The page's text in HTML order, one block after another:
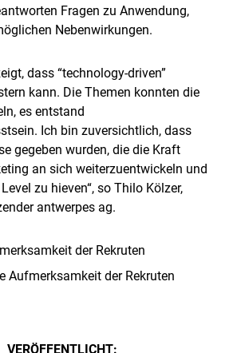
Fragen zu Anwendung,
Nebenwirkungen.
dass “technology-driven”
kann. Die Themen konnten die
es entstand
Ich bin zuversichtlich, dass
gegeben wurden, die die Kraft
an sich weiterzuentwickeln und
zu hieven“, so Thilo Kölzer,
antwerpes ag.
Aufmerksamkeit der Rekruten
VERÖFFENTLICHT: